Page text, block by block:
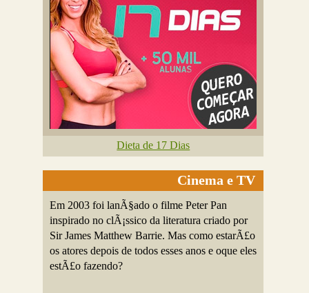
Dieta de 17 Dias
Cinema e TV
Em 2003 foi lanÃ§ado o filme Peter Pan
inspirado no clÃ¡ssico da literatura criado por
Sir James Matthew Barrie. Mas como estarÃ£o
os atores depois de todos esses anos e oque eles
estÃ£o fazendo?